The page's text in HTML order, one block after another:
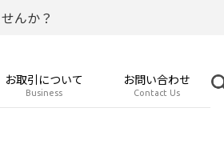
んか？
お取引について
Business
お問い合わせ
Contact Us